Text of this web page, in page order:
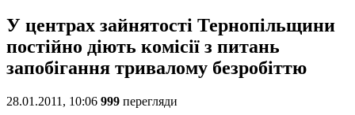
У центрах зайнятості Тернопільщини
постійно діють комісії з питань
запобігання тривалому безробіттю
28.01.2011, 10:06 999 перегляди